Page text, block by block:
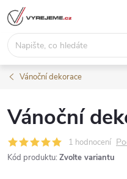
Přejít
na
obsah
Vánoční dekorace
Vánoční
1 hodnocení
Kód produktu: Zvolte variantu